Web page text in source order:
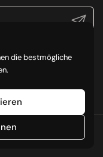
.
die bestmögliche